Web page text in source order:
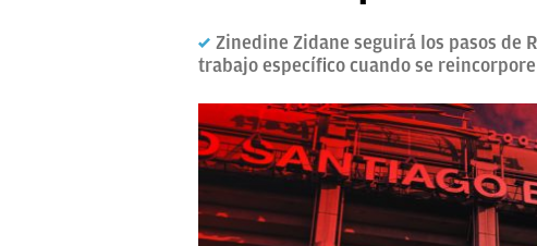
Zinedine Zidane seguirá los pasos de
trabajo específico cuando se